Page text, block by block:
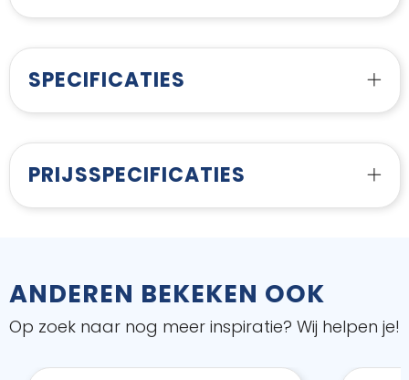
SPECIFICATIES
PRIJSSPECIFICATIES
ANDEREN BEKEKEN OOK
Op zoek naar nog meer inspiratie? Wij helpen je!